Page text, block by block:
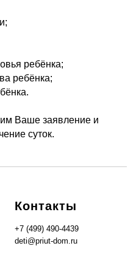
ребёнка;
ребёнка;
Ваше заявление и
суток.
Контакты
+7 (499) 490-4439
deti@priut-dom.ru